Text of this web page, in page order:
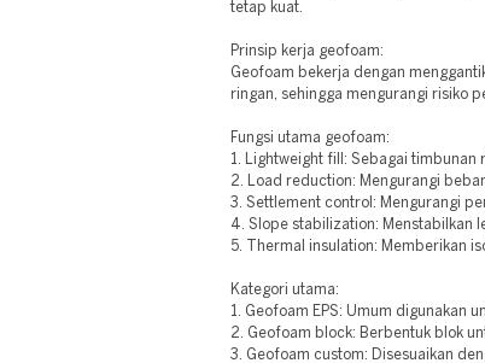
tetap kuat.
Prinsip kerja geofoam:
Geofoam bekerja dengan
ringan, sehingga mengurangi risiko
Fungsi utama geofoam:
1. Lightweight fill: Sebagai timbunan
2. Load reduction: Mengurangi
3. Settlement control: Mengurangi
4. Slope stabilization: Menstabilkan
5. Thermal insulation: Memberikan
Kategori utama:
1. Geofoam EPS: Umum digunakan
2. Geofoam block: Berbentuk blok
3. Geofoam custom: Disesuaikan